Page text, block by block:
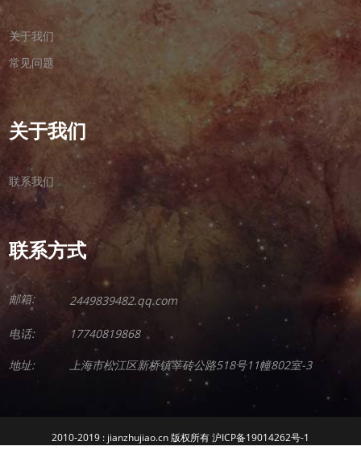
关于我们
常见问题
关于我们
联系我们
联系方式
邮箱: 2449839482.qq.com
电话: 17740819868
地址: 上海市松江区新桥镇莘砖公路518号11幢802室-3
2010-2019 : jianzhujiao.cn 版权所有 沪ICP备19014262号-1